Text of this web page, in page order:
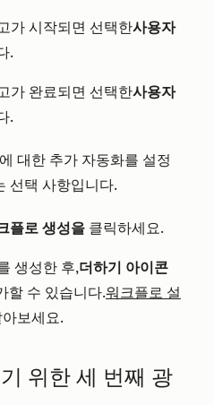
가 시작되면 선택한사용자
.
가 완료되면 선택한사용자
.
대한 추가 자동화를 설정
선택 사항입니다.
플로 생성을 클릭하세요.
생성한 후,더하기 아이콘
할 수 있습니다.워크플로 설
보세요.
위한 세 번째 광